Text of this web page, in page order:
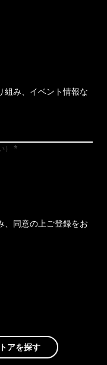
組み、イベント情報な
、同意の上ご登録をお
アを探す